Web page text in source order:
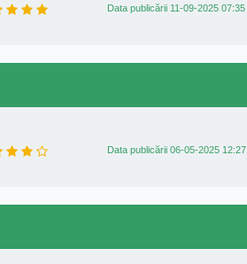
Data publicării 11-09-2025 07:35
Data publicării 06-05-2025 12:27